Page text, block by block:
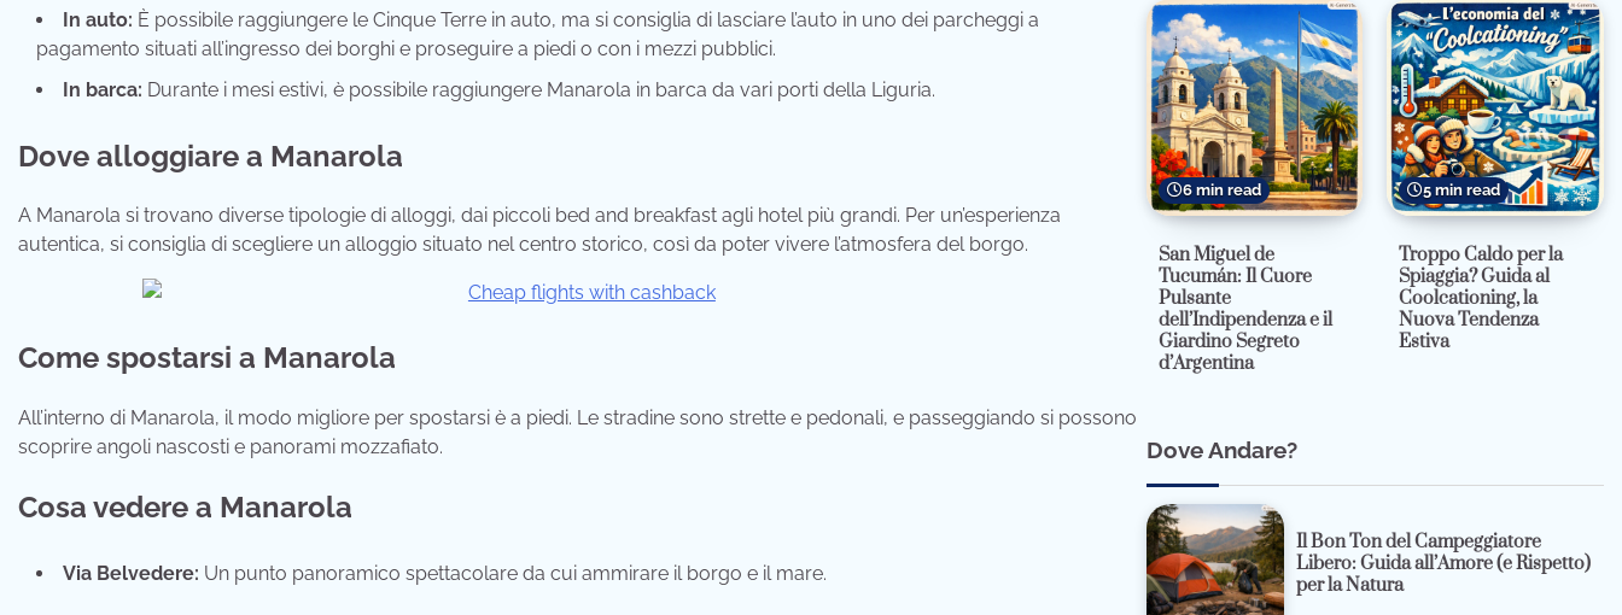
In auto: È possibile raggiungere le Cinque Terre in auto, ma si consiglia di lasciare l’auto in uno dei parcheggi a
pagamento situati all’ingresso dei borghi e proseguire a piedi o con i mezzi pubblici.
In barca: Durante i mesi estivi, è possibile raggiungere Manarola in barca da vari porti della Liguria.
Dove alloggiare a Manarola
A Manarola si trovano diverse tipologie di alloggi, dai piccoli bed and breakfast agli hotel più grandi. Per un’esperienza
autentica, si consiglia di scegliere un alloggio situato nel centro storico, così da poter vivere l’atmosfera del borgo.
Come spostarsi a Manarola
All’interno di Manarola, il modo migliore per spostarsi è a piedi. Le stradine sono strette e pedonali, e passeggiando si possono
scoprire angoli nascosti e panorami mozzafiato.
Cosa vedere a Manarola
Via Belvedere: Un punto panoramico spettacolare da cui ammirare il borgo e il mare.
6 min read
San Miguel de
Tucumán: Il Cuore
Pulsante
dell’Indipendenza e il
Giardino Segreto
d’Argentina
5 min read
Troppo Caldo per la
Spiaggia? Guida al
Coolcationing, la
Nuova Tendenza
Estiva
Dove Andare?
Il Bon Ton del Campeggiatore
Libero: Guida all’Amore (e Rispetto)
per la Natura